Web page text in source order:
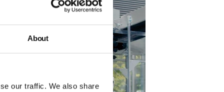
About
our traffic. We also share